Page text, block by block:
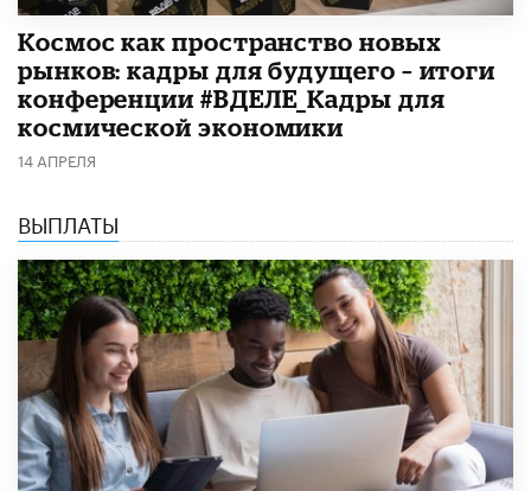
Космос как пространство новых
рынков: кадры для будущего – итоги
конференции #ВДЕЛЕ_Кадры для
космической экономики
14 АПРЕЛЯ
ВЫПЛАТЫ